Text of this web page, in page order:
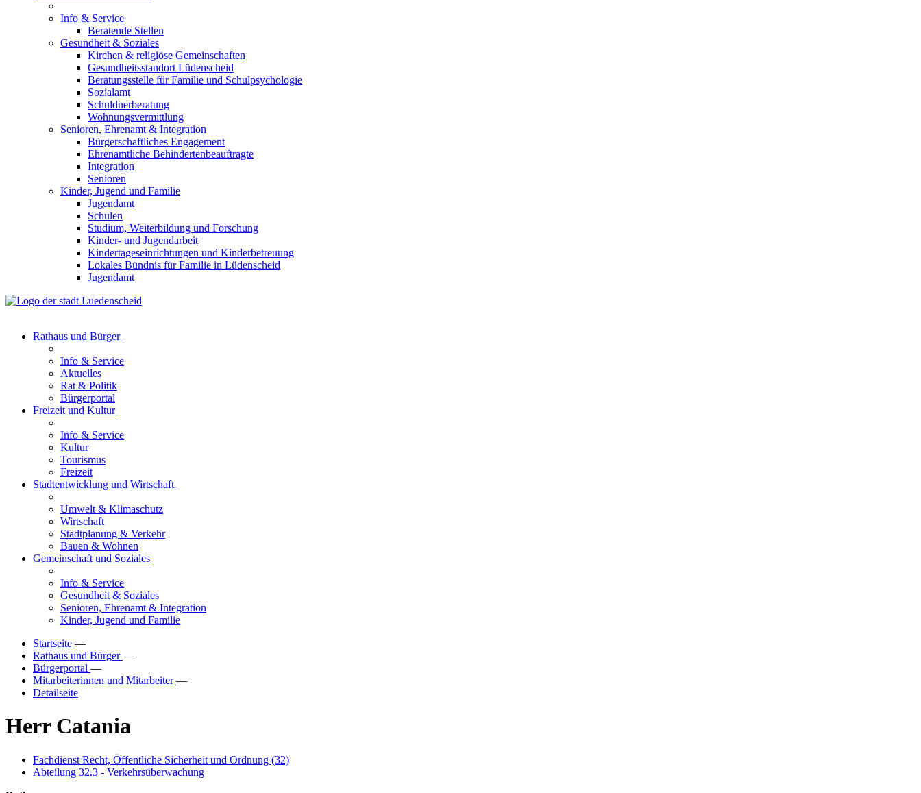
Info & Service
Beratende Stellen
Gesundheit & Soziales
Kirchen & religiöse Gemeinschaften
Gesundheitsstandort Lüdenscheid
Beratungsstelle für Familie und Schulpsychologie
Sozialamt
Schuldnerberatung
Wohnungsvermittlung
Senioren, Ehrenamt & Integration
Bürgerschaftliches Engagement
Ehrenamtliche Behindertenbeauftragte
Integration
Senioren
Kinder, Jugend und Familie
Jugendamt
Schulen
Studium, Weiterbildung und Forschung
Kinder- und Jugendarbeit
Kindertageseinrichtungen und Kinderbetreuung
Lokales Bündnis für Familie in Lüdenscheid
Jugendamt
Rathaus und Bürger
Info & Service
Aktuelles
Rat & Politik
Bürgerportal
Freizeit und Kultur
Info & Service
Kultur
Tourismus
Freizeit
Stadtentwicklung und Wirtschaft
Umwelt & Klimaschutz
Wirtschaft
Stadtplanung & Verkehr
Bauen & Wohnen
Gemeinschaft und Soziales
Info & Service
Gesundheit & Soziales
Senioren, Ehrenamt & Integration
Kinder, Jugend und Familie
Startseite —
Rathaus und Bürger—
Bürgerportal —
Mitarbeiterinnen und Mitarbeiter—
Detailseite
Herr Catania
Fachdienst Recht, Öffentliche Sicherheit und Ordnung (32)
Abteilung 32.3 - Verkehrsüberwachung